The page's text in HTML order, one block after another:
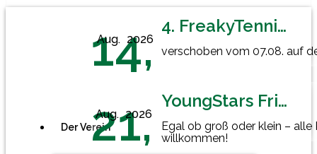
Der Verein
Aug.
14,
2026
4. FreakyTennisFriday
verschoben vom 07.08. auf
Aug.
21,
2026
YoungStars Friday
Egal ob groß oder klein –
willkommen!